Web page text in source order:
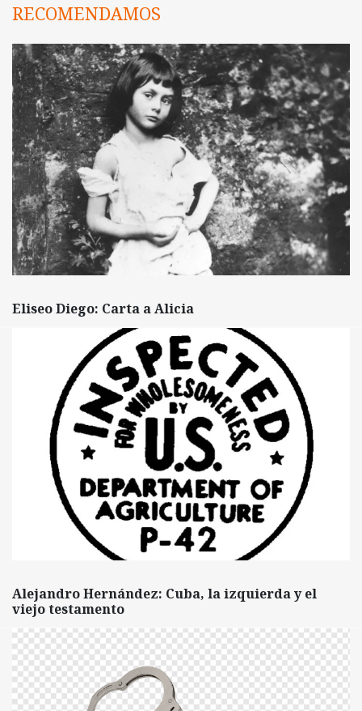
RECOMENDAMOS
Eliseo Diego: Carta a Alicia
Alejandro Hernández: Cuba, la izquierda y el
viejo testamento